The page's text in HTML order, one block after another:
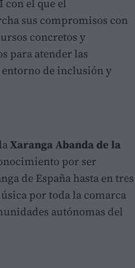
el que el
sus compromisos con
concretos y
para atender las
de inclusión y
Xaranga Abanda de la
por ser
de España hasta en tres
por toda la comarca
autónomas del